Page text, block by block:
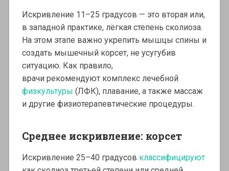
Искривление 11–25 градусов — это вторая или,
в западной практике, лёгкая степень сколиоза.
На этом этапе важно укрепить мышцы спины и
создать мышечный корсет, не усугубив
ситуацию. Как правило,
врачи рекомендуют комплекс лечебной
физкультуры (ЛФК), плавание, а также массаж
и другие физиотерапевтические процедуры.
Среднее искривление: корсет
Искривление 25–40 градусов классифицируют